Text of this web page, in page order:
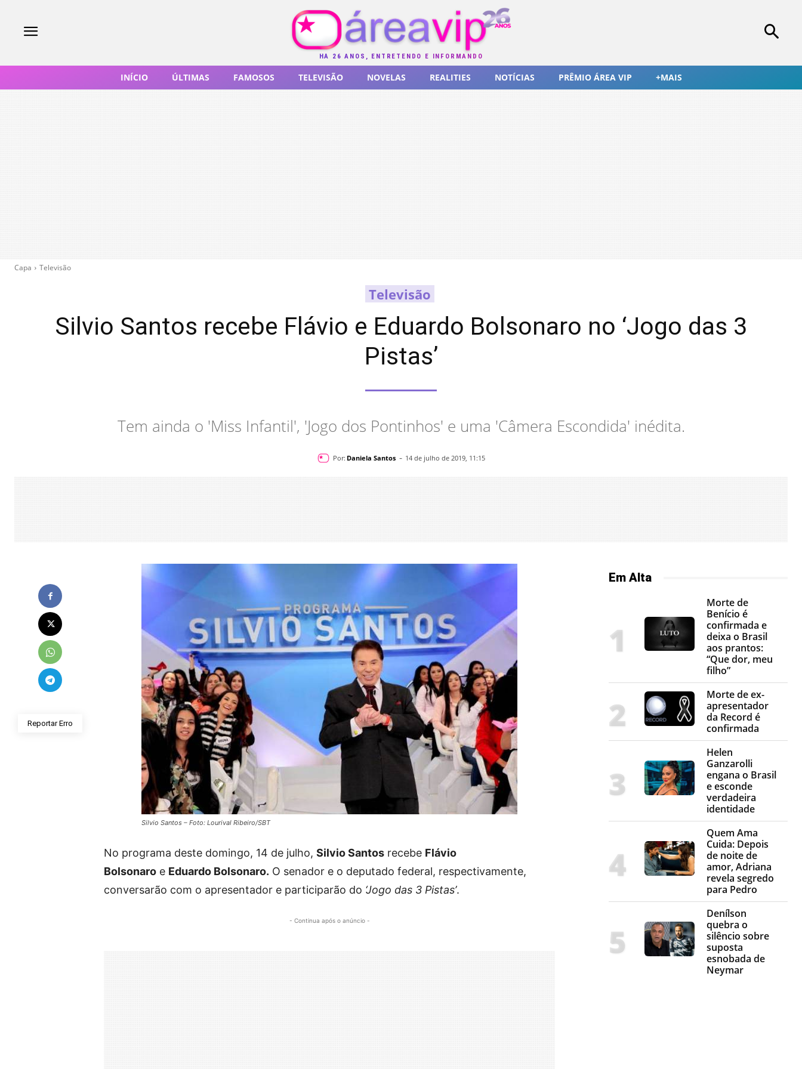
HÁ 26 ANOS, ENTRETENDO E INFORMANDO
INÍCIO ÚLTIMAS FAMOSOS TELEVISÃO NOVELAS REALITIES NOTÍCIAS PRÊMIO ÁREA VIP +MAIS
Capa Televisão
Televisão
Silvio Santos recebe Flávio e Eduardo Bolsonaro no ‘Jogo das 3
Pistas’
Tem ainda o 'Miss Infantil', 'Jogo dos Pontinhos' e uma 'Câmera Escondida' inédita.
Por: Daniela Santos - 14 de julho de 2019, 11:15
Reportar Erro
Silvio Santos – Foto: Lourival Ribeiro/SBT
No programa deste domingo, 14 de julho, Silvio Santos recebe Flávio
Bolsonaro e Eduardo Bolsonaro. O senador e o deputado federal, respectivamente,
conversarão com o apresentador e participarão do ‘Jogo das 3 Pistas’.
- Continua após o anúncio -
Em Alta
Morte de
Benício é
confirmada e
deixa o Brasil
aos prantos:
“Que dor, meu
filho”
Morte de ex-
apresentador
da Record é
confirmada
Helen
Ganzarolli
engana o Brasil
e esconde
verdadeira
identidade
Quem Ama
Cuida: Depois
de noite de
amor, Adriana
revela segredo
para Pedro
Denílson
quebra o
silêncio sobre
suposta
esnobada de
Neymar